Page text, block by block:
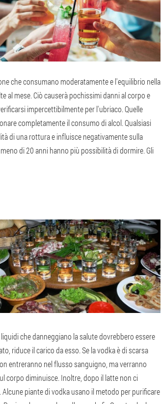
che consumano moderatamente e l'equilibrio nella
al mese. Ciò causerà pochissimi danni al corpo e
impercettibilmente per l'ubriaco. Quelle
completamente il consumo di alcol. Qualsiasi
di una rottura e influisce negativamente sulla
di 20 anni hanno più possibilità di dormire. Gli
che danneggiano la salute dovrebbero essere
riduce il carico da esso. Se la vodka è di scarsa
entreranno nel flusso sanguigno, ma verranno
corpo diminuisce. Inoltre, dopo il latte non ci
piante di vodka usano il metodo per purificare